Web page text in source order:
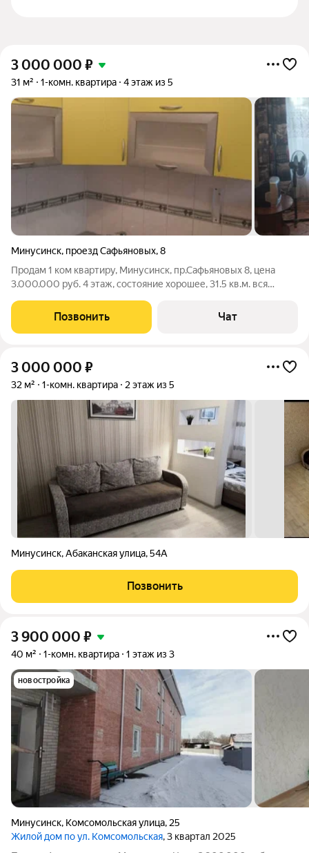
3 000 000 ₽
31 м² 1-комн. квартира 4 этаж из 5
Минусинск, проезд Сафьяновых,8
Продам 1 ком квартиру, Минусинск, пр.Сафьяновых 8, цена
3.000.000 руб. 4 этаж, состояние хорошее, 31.5 кв.м. вся
балкона. Тел:8-923-301-3141 Евгения
Позвонить Чат
3 000 000 ₽
32 м² 1-комн. квартира 2 этаж из 5
Минусинск,Абаканская улица,54А
Позвонить
3 900 000 ₽
40 м² 1-комн. квартира 1 этаж из 3
новостройка
Минусинск, Комсомольская улица, 25
Жилой дом по ул. Комсомольская, 3 квартал 2025